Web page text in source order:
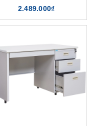
2.489.000₫